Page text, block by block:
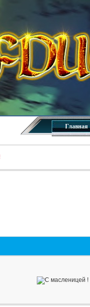
Главная